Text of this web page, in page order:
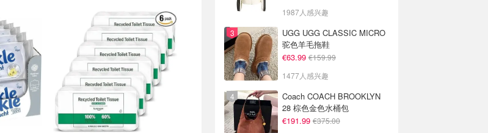
1987人感兴趣
UGG UGG CLASSIC MICRO
驼色羊毛拖鞋
€63.99 €159.99
1477人感兴趣
Coach COACH BROOKLYN
28 棕色金色水桶包
€191.99 €375.00